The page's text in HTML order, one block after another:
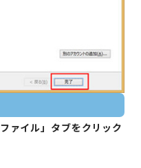
ァイル」タブをクリック